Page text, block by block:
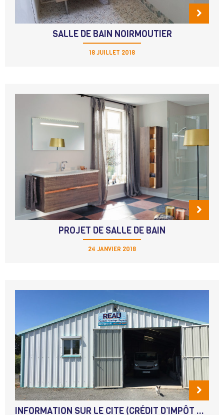
SALLE DE BAIN NOIRMOUTIER
18 JUILLET 2018
PROJET DE SALLE DE BAIN
24 JANVIER 2018
INFORMATION SUR LE CITE (CRÉDIT D’IMPÔT POUR LA TRANSITION ÉNERGÉTIQUE)